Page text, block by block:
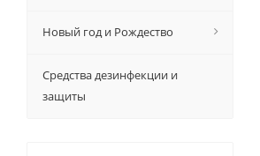
Новый год и Рождество
Средства дезинфекции и
защиты